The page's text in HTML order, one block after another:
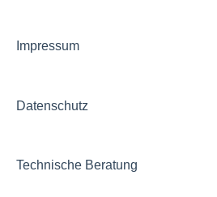
Impressum
Datenschutz
Technische Beratung